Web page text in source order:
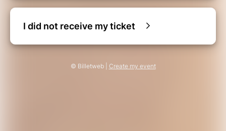
I did not receive my ticket
© Billetweb | Create my event